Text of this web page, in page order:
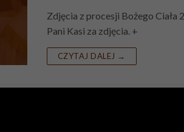
Zdjęcia z procesji Bożego Ciała
Pani Kasi za zdjęcia. +
CZYTAJ DALEJ →